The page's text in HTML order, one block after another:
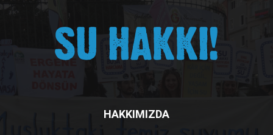
HAKKIMIZDA